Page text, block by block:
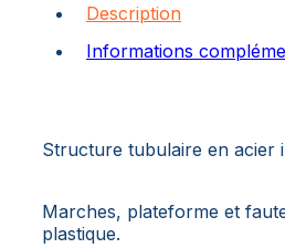
Description
Informations
Structure tubulaire en acier
Marches, plateforme et
plastique.